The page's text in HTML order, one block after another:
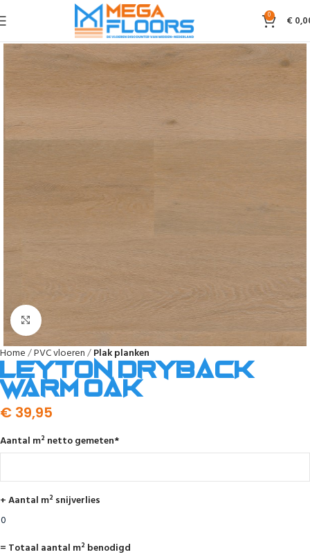
0 €
Home PVC vloeren Plak planken
Leyton dryback
warm oak
€ 39,95
Aantal m² netto gemeten*
+ Aantal m² snijverlies
= Totaal aantal m² benodigd
Afbeelding vergroten